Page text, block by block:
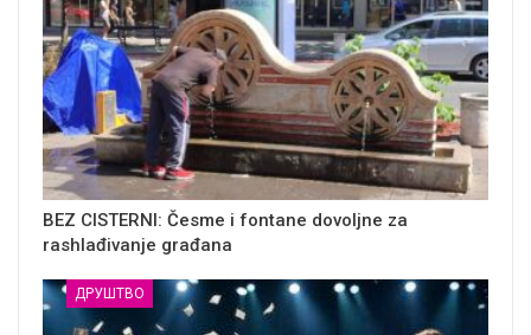
BEZ CISTERNI: Česme i fontane dovoljne za
rashlađivanje građana
ДРУШТВО